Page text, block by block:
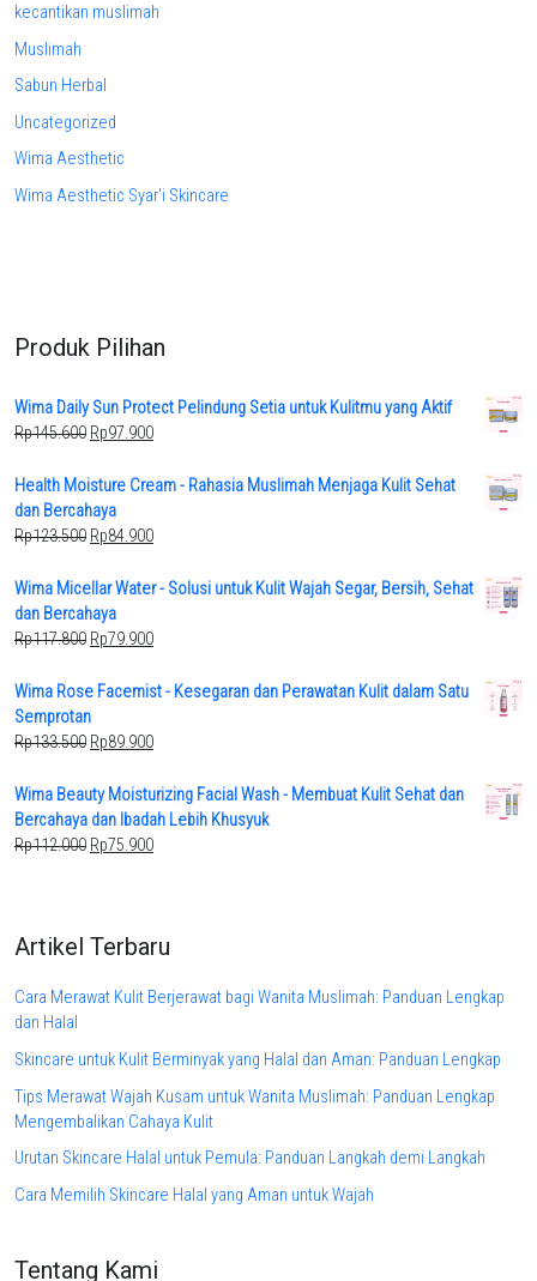
kecantikan muslimah
Muslimah
Sabun Herbal
Uncategorized
Wima Aesthetic
Wima Aesthetic Syar'i Skincare
Produk Pilihan
Wima Daily Sun Protect Pelindung Setia untuk Kulitmu yang Aktif
Rp145.600 Original
was:
Rp145.600.
Rp97.900Current
is:
Health Moisture Cream - Rahasia Muslimah Menjaga Kulit Sehat
dan Bercahaya
Rp123.500 Original
was:
Rp123.500.
Rp84.900Current
is:
Wima Micellar Water - Solusi untuk Kulit Wajah Segar, Bersih, Sehat
dan Bercahaya
Rp117.800 Original
was:
Rp117.800.
Rp79.900Current
is:
Wima Rose Facemist - Kesegaran dan Perawatan Kulit dalam Satu
Semprotan
Rp133.500 Original
was:
Rp133.500.
Rp89.900Current
is:
Rp89.900.
Wima Beauty Moisturizing Facial Wash - Membuat Kulit Sehat dan
Bercahaya dan Ibadah Lebih Khusyuk
Rp112.000 Original
Rp75.900Current
Artikel Terbaru
Cara Merawat Kulit Berjerawat bagi Wanita Muslimah: Panduan Lengkap
dan Halal
Skincare untuk Kulit Berminyak yang Halal dan Aman: Panduan Lengkap
Tips Merawat Wajah Kusam untuk Wanita Muslimah: Panduan Lengkap
Mengembalikan Cahaya Kulit
Urutan Skincare Halal untuk Pemula: Panduan Langkah demi Langkah
Cara Memilih Skincare Halal yang Aman untuk Wajah
Tentang Kami